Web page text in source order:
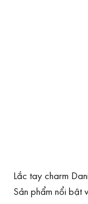
Lắc tay charm
Sản phẩm nổi bật